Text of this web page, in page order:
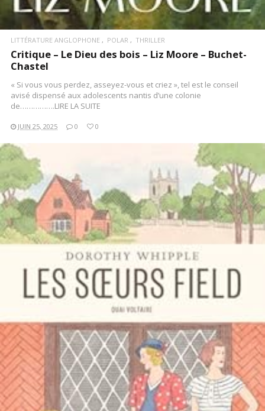
LITTÉRATURE ANGLOPHONE POLAR THRILLER
Critique – Le Dieu des bois – Liz Moore – Buchet-
Chastel
« Si vous vous perdez, asseyez-vous et criez », tel est le conseil
avisé dispensé aux adolescents nantis d’une colonie
de…………….LIRE LA SUITE
JUIN 25, 2025 0 0
LIRE LA SUITE